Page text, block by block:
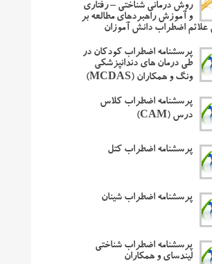
روش درمانی شناختی – رفتاری
و آموزش راهبردهای مطالعه بر
اضطراب دانش آموزان
پرسشنامه اضطراب کودکان در
طی درمان های دندانپزشکی
ونگ و همکاران (MCDAS)
پرسشنامه اضطراب کلاس
درس (CAM)
پرسشنامه اضطراب کتل
پرسشنامه اضطراب شینان
پرسشنامه اضطراب شناختی
لیندسای و همکاران